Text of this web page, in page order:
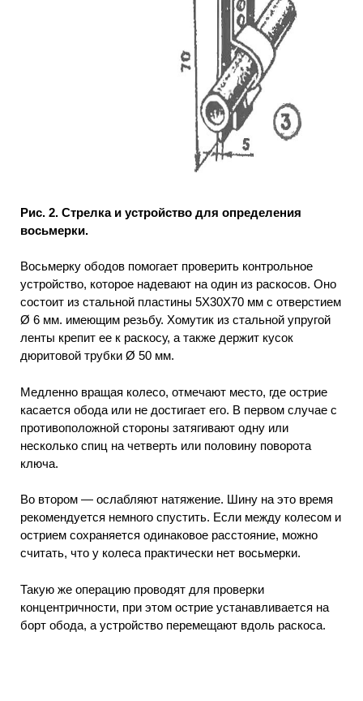
Рис. 2. Стрелка и устройство для определения
восьмерки.
Восьмерку ободов помогает проверить контрольное
устройство, которое надевают на один из раскосов. Оно
состоит из стальной пластины 5Х30X70 мм с отверстием
Ø 6 мм. имеющим резьбу. Хомутик из стальной упругой
ленты крепит ее к раскосу, а также держит кусок
дюритовой трубки Ø 50 мм.
Медленно вращая колесо, отмечают место, где острие
касается обода или не достигает его. В первом случае с
противоположной стороны затягивают одну или
несколько спиц на четверть или половину поворота
ключа.
Во втором — ослабляют натяжение. Шину на это время
рекомендуется немного спустить. Если между колесом и
острием сохраняется одинаковое расстояние, можно
считать, что у колеса практически нет восьмерки.
Такую же операцию проводят для проверки
концентричности, при этом острие устанавливается на
борт обода, а устройство перемещают вдоль раскоса.